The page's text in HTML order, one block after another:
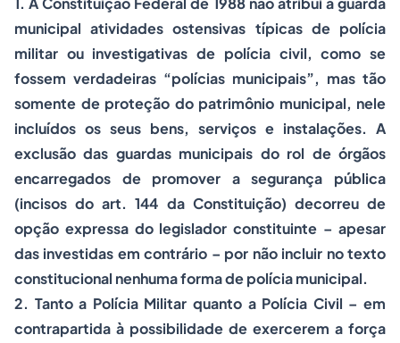
municipal atividades ostensivas típicas de polícia
militar ou investigativas de polícia civil, como se
fossem verdadeiras “polícias municipais”, mas tão
somente de proteção do patrimônio municipal, nele
incluídos os seus bens, serviços e instalações. A
exclusão das guardas municipais do rol de órgãos
encarregados de promover a segurança pública
(incisos do art. 144 da Constituição) decorreu de
opção expressa do legislador constituinte – apesar
das investidas em contrário – por não incluir no texto
constitucional nenhuma forma de polícia municipal.
2. Tanto a Polícia Militar quanto a Polícia Civil – em
contrapartida à possibilidade de exercerem a força